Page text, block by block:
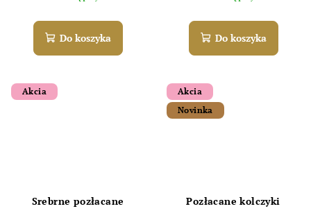
Do koszyka Do koszyka
Akcia
Srebrne pozłacane
Akcia
Novinka
Pozłacane kolczyki